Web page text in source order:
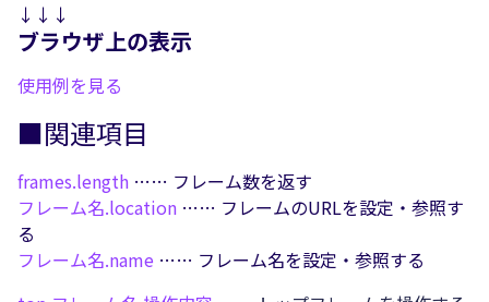
↓↓↓
ブラウザ上の表示
使用例を見る
■関連項目
frames.length …… フレーム数を返す
フレーム名.location …… フレームのURLを設定・参照す
る
フレーム名.name …… フレーム名を設定・参照する